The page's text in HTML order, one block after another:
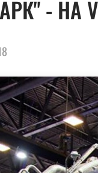
- НА